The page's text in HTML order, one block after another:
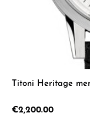
Titoni Heritage
Regular price:
€2,200.00